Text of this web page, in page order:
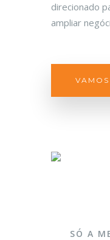
direcionado
ampliar
SÓ A